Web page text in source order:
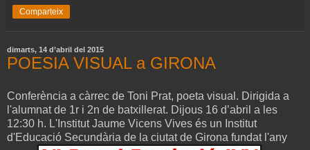
Comparteix
dimarts, 14 d’abril del 2015
POESIA VISUAL a GIRONA
Conferència a càrrec de Toni Prat, poeta visual. Dirigida a
l'alumnat de 1r i 2n de batxillerat. Dijous 16 d’abril a les
12:30 h. L'Institut Jaume Vicens Vives és un Institut
d'Educació Secundària de la ciutat de Girona fundat l'any